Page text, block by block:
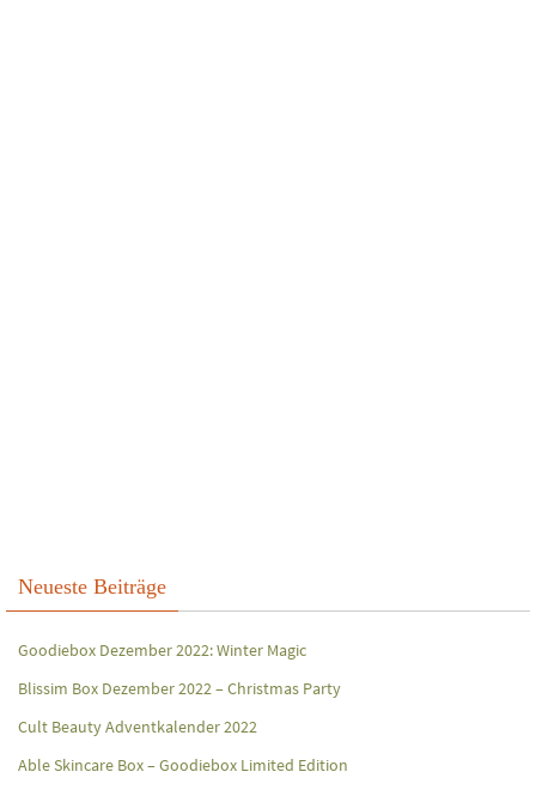
Neueste Beiträge
Goodiebox Dezember 2022: Winter Magic
Blissim Box Dezember 2022 – Christmas Party
Cult Beauty Adventkalender 2022
Able Skincare Box – Goodiebox Limited Edition